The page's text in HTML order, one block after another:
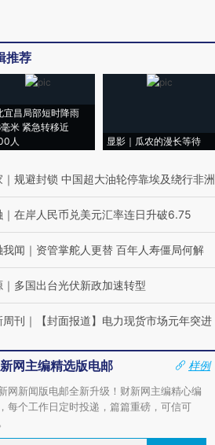
推荐
宜昌局部短时降雨
米 紧急转移近
人
显影｜瓜农的漫长等待
｜ 规避封锁 中国超大油轮停靠埃及绕行非洲
｜ 在岸人民币兑美元汇率连日升破6.75
我闻 ｜ 资管掌舵人更替 百年人寿僵局何解
｜ 多国出台光伏新政加速转型
周刊 ｜ 【封面报道】电力现货市场元年突进
网主编精选版电邮
样例
网新闻版电邮全新升级！财新网主编精心编
每个工作日定时投递，篇篇重磅，可信可